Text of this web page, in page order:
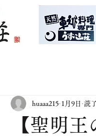
【聖明
huaaa215 1月9日 読